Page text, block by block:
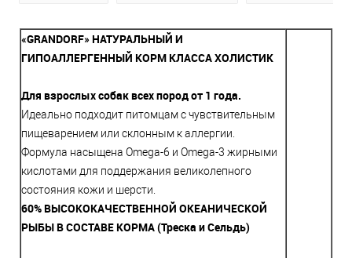
«GRANDORF» НАТУРАЛЬНЫЙ И
ГИПОАЛЛЕРГЕННЫЙ КОРМ КЛАССА ХОЛИСТИК
Для взрослых собак всех пород от 1 года.
Идеально подходит питомцам с чувствительным
пищеварением или склонным к аллергии.
Формула насыщена Omega-6 и Omega-3 жирными
кислотами для поддержания великолепного
состояния кожи и шерсти.
60% ВЫСОКОКАЧЕСТВЕННОЙ ОКЕАНИЧЕСКОЙ
РЫБЫ В СОСТАВЕ КОРМА (Треска и Сельдь)